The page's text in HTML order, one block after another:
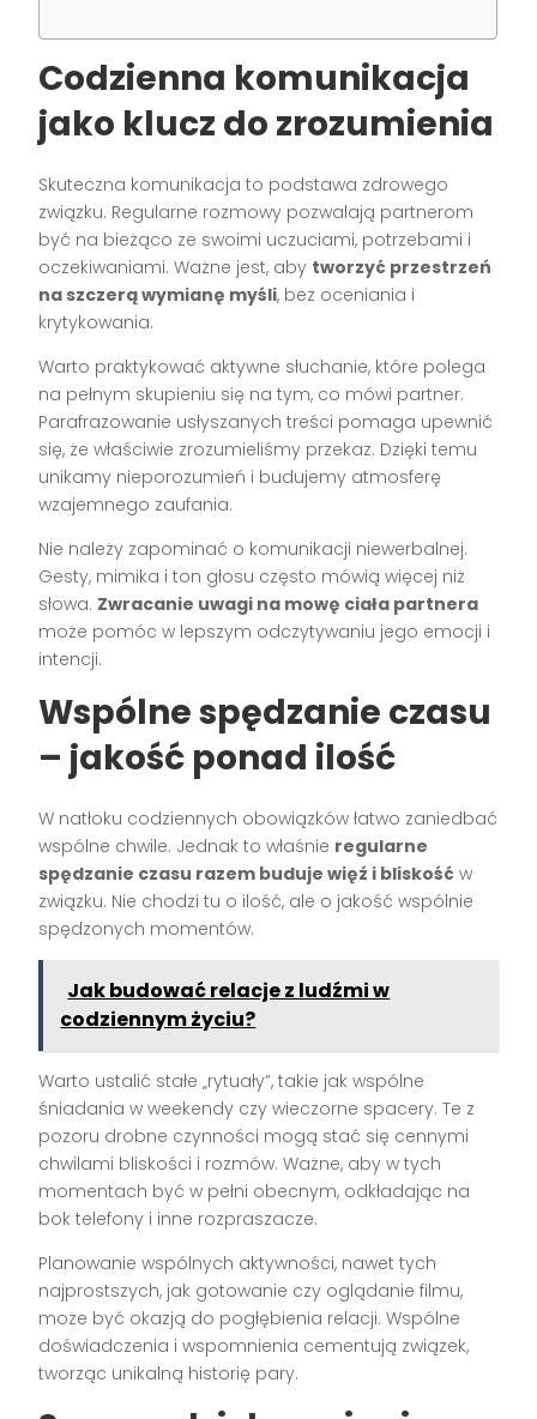
Codzienna komunikacja
jako klucz do zrozumienia
Skuteczna komunikacja to podstawa zdrowego
związku. Regularne rozmowy pozwalają partnerom
być na bieżąco ze swoimi uczuciami, potrzebami i
oczekiwaniami. Ważne jest, aby tworzyć przestrzeń
na szczerą wymianę myśli, bez oceniania i
krytykowania.
Warto praktykować aktywne słuchanie, które polega
na pełnym skupieniu się na tym, co mówi partner.
Parafrazowanie usłyszanych treści pomaga upewnić
się, że właściwie zrozumieliśmy przekaz. Dzięki temu
unikamy nieporozumień i budujemy atmosferę
wzajemnego zaufania.
Nie należy zapominać o komunikacji niewerbalnej.
Gesty, mimika i ton głosu często mówią więcej niż
słowa. Zwracanie uwagi na mowę ciała partnera
może pomóc w lepszym odczytywaniu jego emocji i
intencji.
Wspólne spędzanie czasu
– jakość ponad ilość
W natłoku codziennych obowiązków łatwo zaniedbać
wspólne chwile. Jednak to właśnie regularne
spędzanie czasu razem buduje więź i bliskość w
związku. Nie chodzi tu o ilość, ale o jakość wspólnie
spędzonych momentów.
Jak budować relacje z ludźmi w
codziennym życiu?
Warto ustalić stałe „rytuały”, takie jak wspólne
śniadania w weekendy czy wieczorne spacery. Te z
pozoru drobne czynności mogą stać się cennymi
chwilami bliskości i rozmów. Ważne, aby w tych
momentach być w pełni obecnym, odkładając na
bok telefony i inne rozpraszacze.
Planowanie wspólnych aktywności, nawet tych
najprostszych, jak gotowanie czy oglądanie filmu,
może być okazją do pogłębienia relacji. Wspólne
doświadczenia i wspomnienia cementują związek,
tworząc unikalną historię pary.